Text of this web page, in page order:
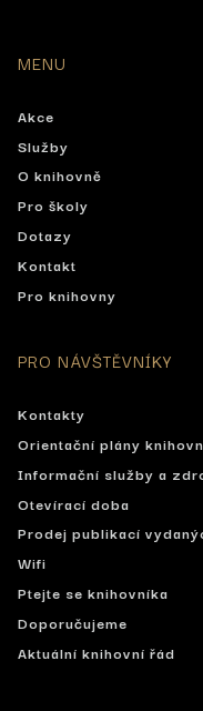
MENU
Akce
Služby
O knihovně
Pro školy
Dotazy
Kontakt
Pro knihovny
PRO NÁVŠTĚVNÍKY
Kontakty
Orientační plány
Informační služby a
Otevírací doba
Prodej publikací
Wifi
Ptejte se knihovníka
Doporučujeme
Aktuální knihovní řád